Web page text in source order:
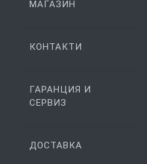
МАГАЗИН
КОНТАКТИ
ГАРАНЦИЯ И
СЕРВИЗ
ДОСТАВКА